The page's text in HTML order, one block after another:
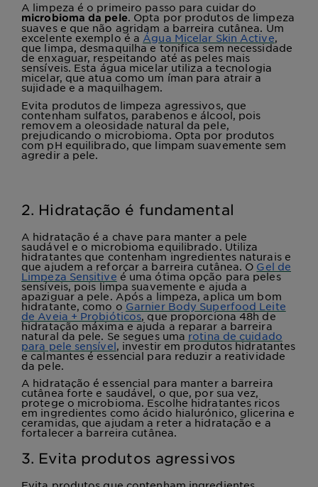
A limpeza é o primeiro passo para cuidar do
microbioma da pele. Opta por produtos de limpeza
suaves e que não agridam a barreira cutânea. Um
excelente exemplo é a Água Micelar Skin Active,
que limpa, desmaquilha e tonifica sem necessidade
de enxaguar, respeitando até as peles mais
sensíveis. Esta água micelar utiliza a tecnologia
micelar, que atua como um íman para atrair a
sujidade e a maquilhagem.
Evita produtos de limpeza agressivos, que
contenham sulfatos, parabenos e álcool, pois
removem a oleosidade natural da pele,
prejudicando o microbioma. Opta por produtos
com pH equilibrado, que limpam suavemente sem
agredir a pele.
2. Hidratação é fundamental
A hidratação é a chave para manter a pele
saudável e o microbioma equilibrado. Utiliza
hidratantes que contenham ingredientes naturais e
que ajudem a reforçar a barreira cutânea. O Gel de
Limpeza Sensitive é uma ótima opção para peles
sensíveis, pois limpa suavemente e ajuda a
apaziguar a pele. Após a limpeza, aplica um bom
hidratante, como oGarnier Body Superfood Leite
de Aveia + Probióticos, que proporciona 48h de
hidratação máxima e ajuda a reparar a barreira
natural da pele. Se segues uma rotina de cuidado
para pele sensível, investir em produtos hidratantes
e calmantes é essencial para reduzir a reatividade
da pele.
A hidratação é essencial para manter a barreira
cutânea forte e saudável, o que, por sua vez,
protege o microbioma. Escolhe hidratantes ricos
em ingredientes como ácido hialurónico, glicerina e
ceramidas, que ajudam a reter a hidratação e a
fortalecer a barreira cutânea.
3. Evita produtos agressivos